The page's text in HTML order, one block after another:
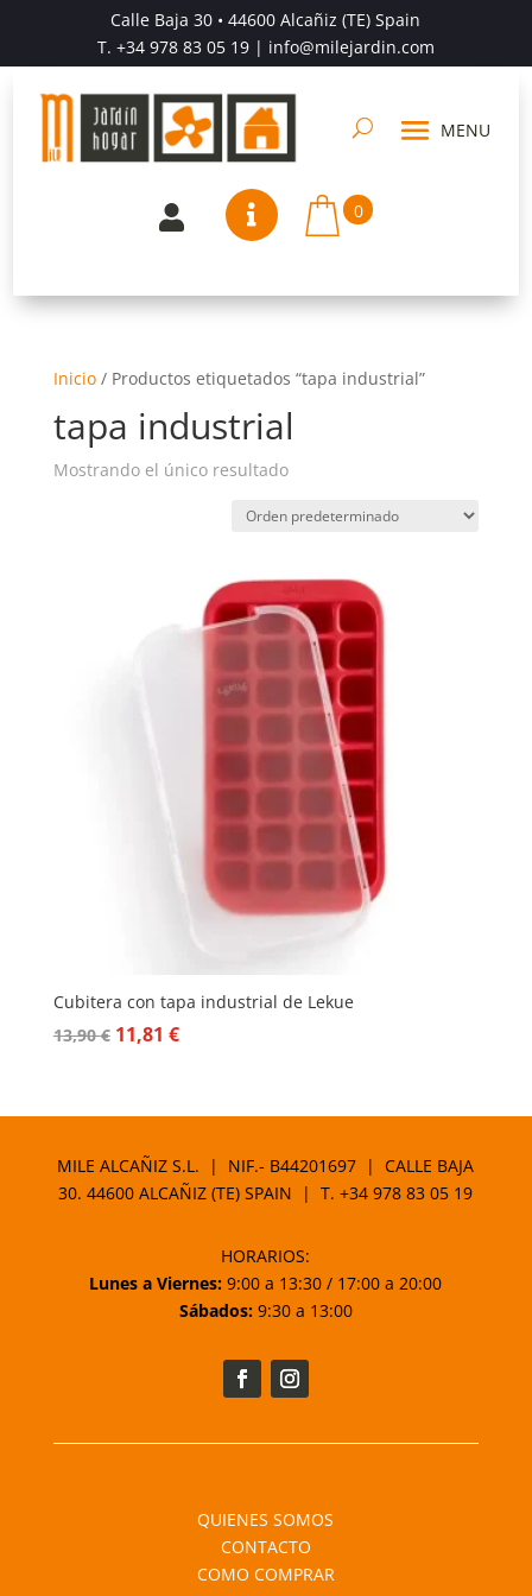
Calle Baja 30 • 44600 Alcañiz (TE) Spain
T. +34 978 83 05 19| info@milejardin.com
  0
Inicio/ Productos etiquetados “tapa industrial”
tapa industrial
Mostrando el único resultado
Cubitera con tapa industrial de Lekue
13,90€ El
13,90 €.
11,81 €El
11,81 €.
MILE ALCAÑIZ S.L. | NIF.- B44201697 | CALLE BAJA
30. 44600 ALCAÑIZ (TE) SPAIN | T.+34 978 83 05 19
HORARIOS:
Lunes a Viernes: 9:00 a 13:30 / 17:00 a 20:00
Sábados:9:30 a 13:00
QUIENES SOMOS
CONTACTO
COMO COMPRAR